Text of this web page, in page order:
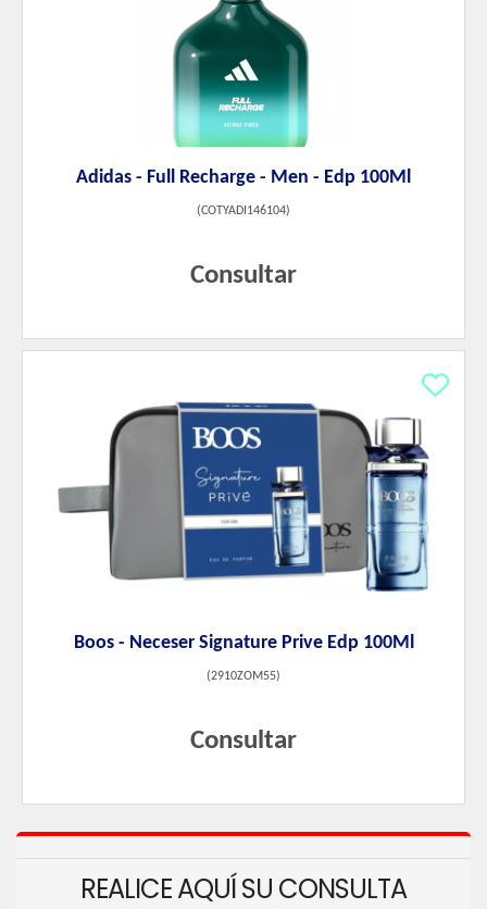
Adidas - Full Recharge - Men - Edp 100Ml
(COTYADI146104)
Consultar
Boos - Neceser Signature Prive Edp 100Ml
(2910ZOM55)
Consultar
REALICE AQUÍ SU CONSULTA